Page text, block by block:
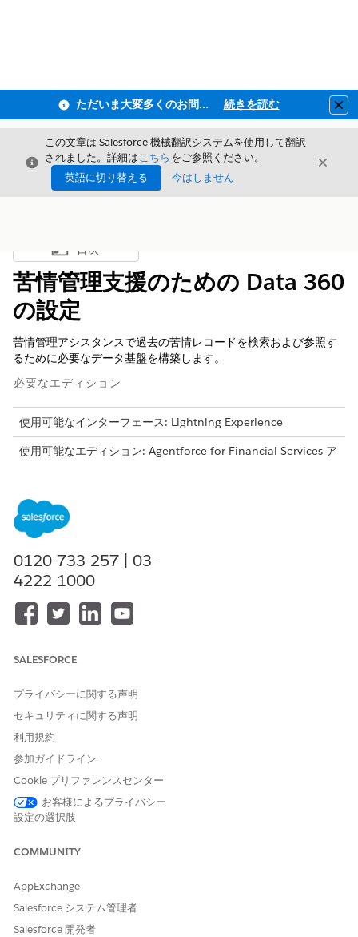
ただいま大変多くのお問い合わせをいただいており、ご連絡までにお時間を頂戴しております 続きを読む
閉じる
この文章は Salesforce 機械翻訳システムを使用して翻訳
されました。詳細はこちら をご参照ください。
英語に切り替える
今はしません
閉じる
目次を表示
目次
苦情管理支援のための Data 360
の設定
苦情管理アシスタンスで過去の苦情レコードを検索および参照す
るために必要なデータ基盤を構築します。
必要なエディション
使用可能なインターフェース: Lightning Experience
使用可能なエディション: Agentforce for Financial Services ア
Edition
スするには、各ユーザーに Agentforce for Financial Services
アドオンが必要です。
開始する前に、Data 360 で苦情管理アシスタンスがどのように機
能するかを理解します。
データ基盤は、継続的なデータ ストリーム、標準化されたデータ
モデル、検索インデックスに依存します。データキットバンドル
トが過去の苦情の背景にあるコンテキストと意図を理解するのに
ャを確立することで、エージェントが苦情処理チームにとって高
精度で信頼性の高いツールとなるために必要な正確なコンテキス
トを提供できます。
Data 360 を有効にします。
[設定] で Data 360 を有効にして、苦情管理アシスタンスに必
要なデータパイプラインインフラストラクチャを有効化しま
す。
苦情管理支援のデータストリームを作成します。
ータモデルオブジェクト (DMO) のデータストリームを作成す
Complaint_Management_Data_Bundle バンドルをアップ
ロードします。
Spring '26 では、バンドルをアップロードした後に、公開苦
0120-733-257 | 03-
4222-1000
SALESFORCE
プライバシーに関する声明
セキュリティに関する声明
利用規約
参加ガイドライン:
Cookie プリファレンスセンター
お客様によるプライバシー
設定の選択肢
COMMUNITY
AppExchange
Salesforce システム管理者
Salesforce 開発者